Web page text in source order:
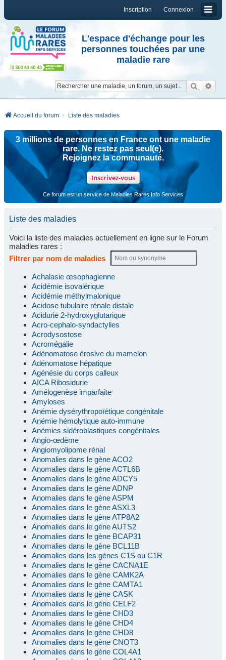
Connexion
Inscription
L'espace d'échange pour les
personnes touchées par une
maladie rare
Accueil du forum Liste des maladies
3 millions de personnes en France ont une maladie
rare. Ne restez pas seul(e).
Rejoignez la communauté.
Inscrivez-vous
Ce forum est un service de Maladies Rares Info Services
Liste des maladies
Voici la liste des maladies actuellement en ligne sur le Forum
maladies rares :
Filtrer par nom de maladies
Achalasie œsophagienne
Acidémie isovalérique
Acidémie méthylmalonique
Acidose tubulaire rénale distale
Acidurie 2-hydroxyglutarique
Acro-cephalo-syndactylies
Acrodysostose
Acromégalie
Adénomatose érosive du mamelon
Adénomatose hépatique
Agénésie du corps calleux
AICA Ribosidurie
Amélogenèse imparfaite
Amyloses
Anémie dysérythropoïétique congénitale
Anémie hémolytique auto-immune
Anémies sidéroblastiques congénitales
Angio-œdème
Angiomyolipome rénal
Anomalies dans le gène ACO2
Anomalies dans le gène ACTL6B
Anomalies dans le gène ADCY5
Anomalies dans le gène ADNP
Anomalies dans le gène ASPM
Anomalies dans le gène ASXL3
Anomalies dans le gène ATP8A2
Anomalies dans le gène AUTS2
Anomalies dans le gène BCAP31
Anomalies dans le gène BCL11B
Anomalies dans les gènes C1S ou C1R
Anomalies dans le gène CACNA1E
Anomalies dans le gène CAMK2A
Anomalies dans le gène CAMTA1
Anomalies dans le gène CASK
Anomalies dans le gène CELF2
Anomalies dans le gène CHD3
Anomalies dans le gène CHD4
Anomalies dans le gène CHD8
Anomalies dans le gène CNOT3
Anomalies dans le gène COL4A1